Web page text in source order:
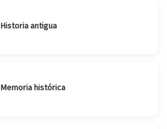
Historia antigua
Memoria histórica